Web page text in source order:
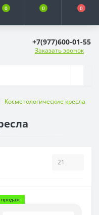
0 0 0
+7(977)600-01-55
Заказать звонок
Косметологические кресла
продаж